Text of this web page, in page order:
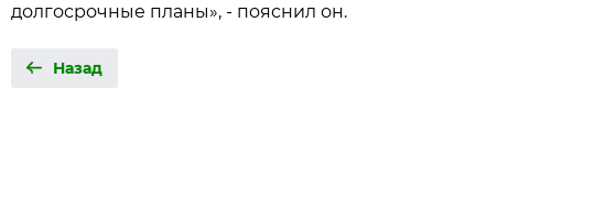
долгосрочные планы», - пояснил он.
Назад